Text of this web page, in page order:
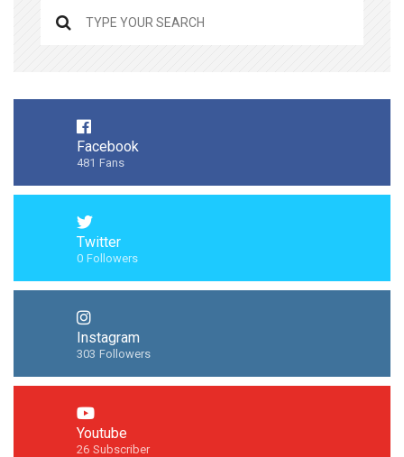
Facebook
481 Fans
Twitter
0 Followers
Instagram
303 Followers
Youtube
26 Subscriber